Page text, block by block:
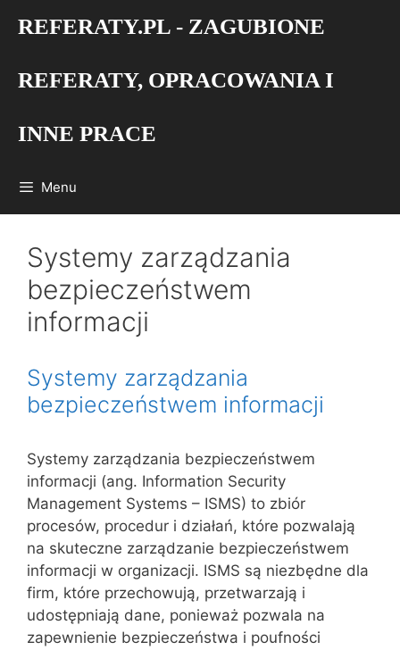
REFERATY.PL - ZAGUBIONE
REFERATY, OPRACOWANIA I
INNE PRACE
Menu
Systemy zarządzania
bezpieczeństwem
informacji
Systemy zarządzania
bezpieczeństwem informacji
Systemy zarządzania bezpieczeństwem
informacji (ang. Information Security
Management Systems – ISMS) to zbiór
procesów, procedur i działań, które pozwalają
na skuteczne zarządzanie bezpieczeństwem
informacji w organizacji. ISMS są niezbędne dla
firm, które przechowują, przetwarzają i
udostępniają dane, ponieważ pozwala na
zapewnienie bezpieczeństwa i poufności